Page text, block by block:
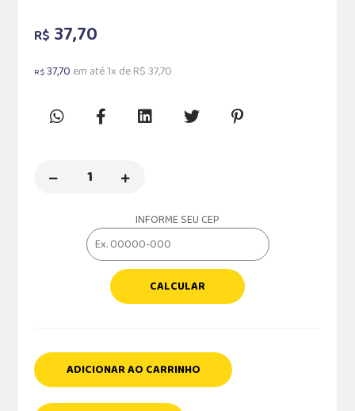
R$ 37,70
R$37,70 em até 1x de R$ 37,70
INFORME SEU CEP
CALCULAR
ADICIONAR AO CARRINHO